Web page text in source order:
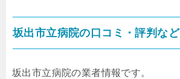
坂出市立病院の口コミ・評判など
坂出市立病院の業者情報です。